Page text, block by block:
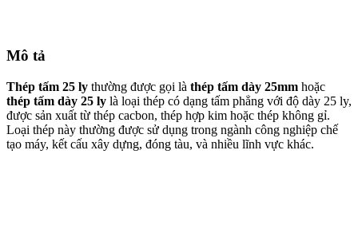
Mô tả
Thép tấm 25 ly thường được gọi là thép tấm dày 25mm hoặc
thép tấm dày 25 ly là loại thép có dạng tấm phẳng với độ dày 25 ly,
được sản xuất từ thép cacbon, thép hợp kim hoặc thép không gỉ.
Loại thép này thường được sử dụng trong ngành công nghiệp chế
tạo máy, kết cấu xây dựng, đóng tàu, và nhiều lĩnh vực khác.